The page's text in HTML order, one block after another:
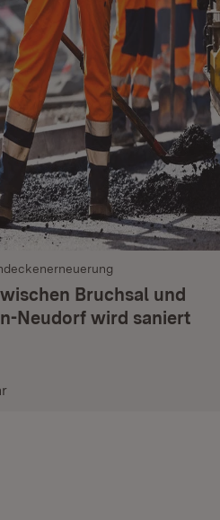
Bruchsal und
Neudorf wird saniert